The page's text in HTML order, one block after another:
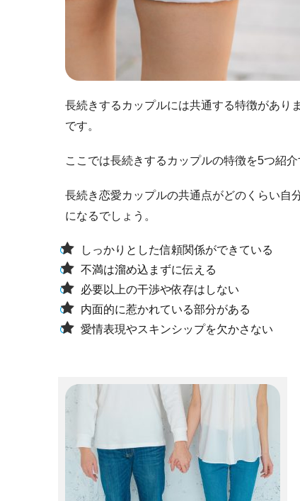
長続きするカップルには共通する特徴がありま
です。
ここでは長続きするカップルの特徴を5つ紹
長続き恋愛カップルの共通点がどのくらい自
になるでしょう。
しっかりとした信頼関係ができている
不満は溜め込まずに伝える
必要以上の干渉や依存はしない
内面的に惹かれている部分がある
愛情表現やスキンシップを欠かさない